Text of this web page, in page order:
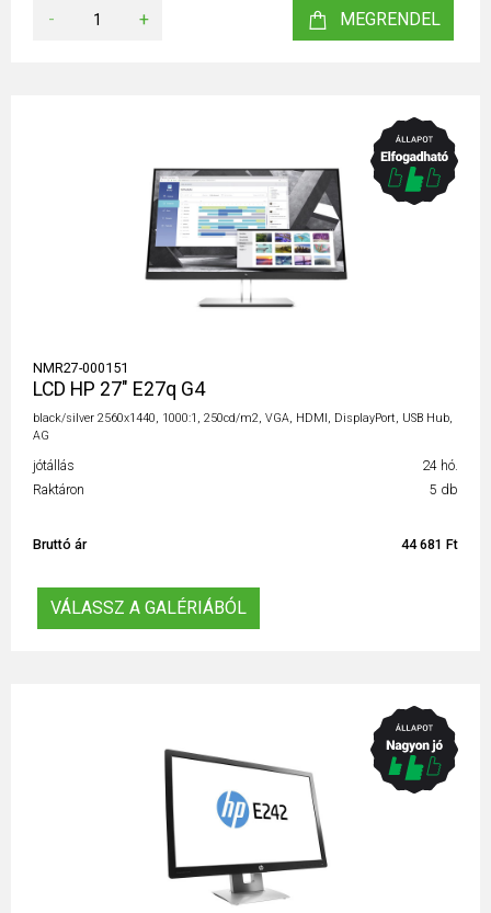
- + MEGRENDEL
NMR27-000151
LCD HP 27" E27q G4
black/silver 2560x1440, 1000:1, 250cd/m2, VGA, HDMI, DisplayPort, USB Hub,
AG
jótállás
24 hó.
Raktáron
5 db
Bruttó ár 44 681 Ft
VÁLASSZ A GALÉRIÁBÓL